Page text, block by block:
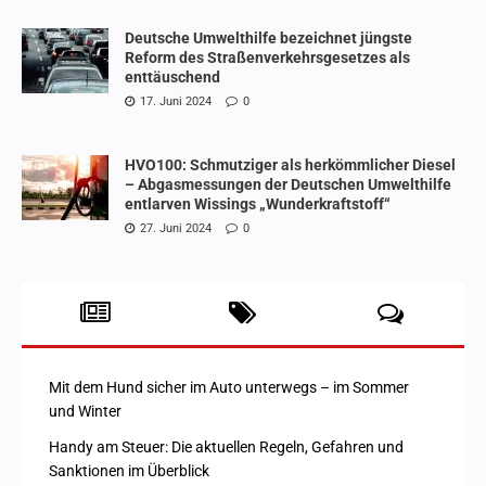
Deutsche Umwelthilfe bezeichnet jüngste
Reform des Straßenverkehrsgesetzes als
enttäuschend
17. Juni 2024 0
HVO100: Schmutziger als herkömmlicher Diesel
– Abgasmessungen der Deutschen Umwelthilfe
entlarven Wissings „Wunderkraftstoff“
27. Juni 2024 0
Mit dem Hund sicher im Auto unterwegs – im Sommer
und Winter
Handy am Steuer: Die aktuellen Regeln, Gefahren und
Sanktionen im Überblick